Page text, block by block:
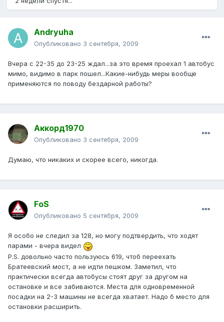
Andryuha
Опубликовано 3 сентября, 2009
Вчера с 22-35 до 23-25 ждал...за это время проехал 1 автобус
мимо, видимо в парк пошел...Какие-нибудь меры вообще
применяются по поводу бездарной работы?
Аккорд1970
Опубликовано 3 сентября, 2009
Думаю, что никаких и скорее всего, никогда.
FoS
Опубликовано 5 сентября, 2009
Я особо не следил за 128, но могу подтвердить, что ходят
парами - вчера видел
P.S. довольно часто пользуюсь 619, чтоб переехать
Братеевский мост, а не идти пешком. Заметил, что
практически всегда автобусы стоят друг за другом на
остановке и все забиваются. Места для одновременной
посадки на 2-3 машины не всегда хватает. Надо б место для
остановки расширить.